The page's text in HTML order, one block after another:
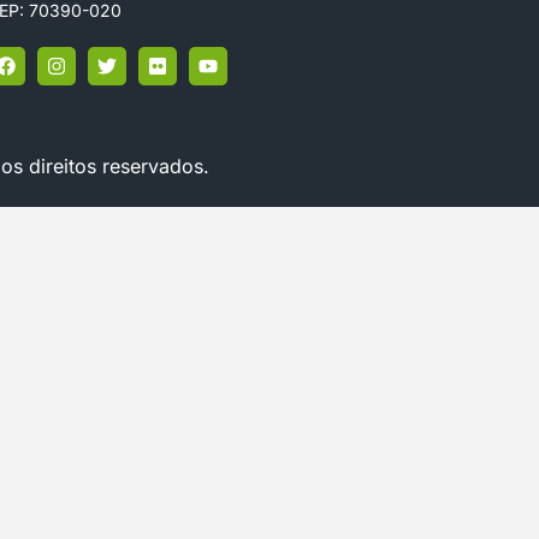
70390-020
direitos reservados.